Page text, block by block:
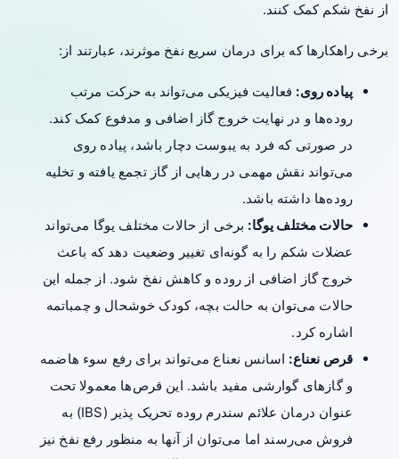
از نفخ شکم کمک کنند.
برخی راهکارها که برای درمان سریع‌ نفخ موثرند، عبارتند از:
پیاده روی: فعالیت فیزیکی می‌تواند به حرکت مرتب
روده‌ها و در نهایت خروج گاز اضافی و مدفوع کمک کند.
در صورتی که فرد به یبوست دچار باشد، پیاده روی
می‌تواند نقش مهمی در رهایی از گاز تجمع یافته و تخلیه
روده‌ها داشته باشد.
حالات مختلف یوگا: برخی از حالات مختلف یوگا می‌تواند
عضلات شکم را به گونه‌ای تغییر وضعیت دهد که باعث
خروج گاز اضافی از روده و کاهش نفخ شود. از جمله این
حالات می‌توان به حالت بچه، کودک خوشحال و چمباتمه
اشاره کرد.
قرص‌ نعناع: اسانس‌ نعناع می‌تواند برای رفع سوء هاضمه
و گازهای گوارشی مفید باشد. این قرص‌ها معمولا تحت
عنوان درمان علائم سندرم روده تحریک پذیر (IBS) به
فروش می‌رسند اما می‌توان از آنها به منظور رفع نفخ نیز